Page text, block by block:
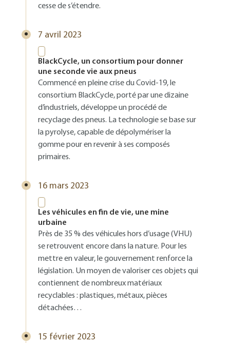
cesse de s’étendre.
7 avril 2023
BlackCycle, un consortium pour donner
une seconde vie aux pneus
Commencé en pleine crise du Covid-19, le
consortium BlackCycle, porté par une dizaine
d’industriels, développe un procédé de
recyclage des pneus. La technologie se base sur
la pyrolyse, capable de dépolymériser la
gomme pour en revenir à ses composés
primaires.
16 mars 2023
Les véhicules en fin de vie, une mine
urbaine
Près de 35 % des véhicules hors d’usage (VHU)
se retrouvent encore dans la nature. Pour les
mettre en valeur, le gouvernement renforce la
législation. Un moyen de valoriser ces objets qui
contiennent de nombreux matériaux
recyclables : plastiques, métaux, pièces
détachées…
15 février 2023